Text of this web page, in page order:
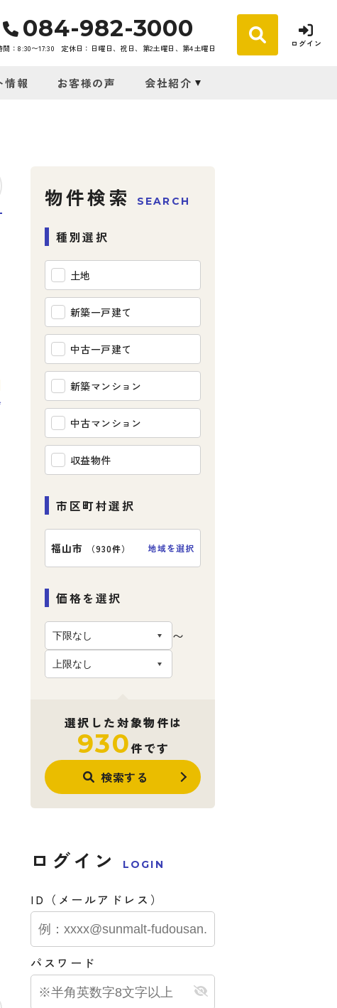
084-982-3000
間：8:30〜17:30 定休日：日曜日、祝日、第2土曜日、第4土曜日 ログイン
情報 お客様の声 会社紹介
会員限定公開物件
物件検索 SEARCH
種別選択
土地
新築一戸建て
中古一戸建て
新築マンション
中古マンション
収益物件
市区町村選択
福山市 （930件） 地域を選択
価格を選択
〜
選択した対象物件は
930件です
検索する
ログイン LOGIN
ID（メールアドレス）
パスワード